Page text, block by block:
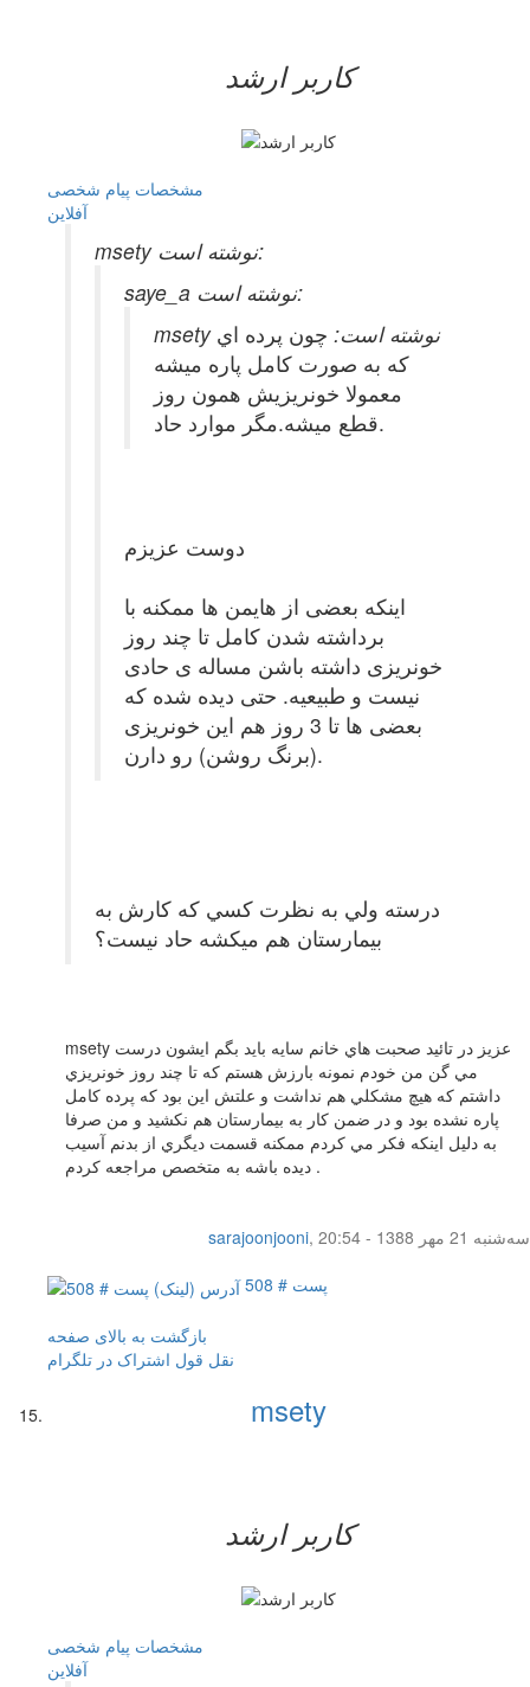
کاربر ارشد
مشخصات پیام شخصی
آفلاين
msety نوشته است:
saye_a نوشته است:
msety نوشته است: چون پرده اي
كه به صورت كامل پاره ميشه
معمولا خونريزيش همون روز
قطع ميشه.مگر موارد حاد.
دوست عزیزم
اینکه بعضی از هایمن ها ممکنه با
برداشته شدن کامل تا چند روز
خونریزی داشته باشن مساله ی حادی
نیست و طبیعیه. حتی دیده شده که
بعضی ها تا 3 روز هم این خونریزی
(برنگ روشن) رو دارن.
درسته ولي به نظرت كسي كه كارش به
بيمارستان هم ميكشه حاد نيست؟
msety عزيز در تائيد صحبت هاي خانم سايه بايد بگم ايشون درست
مي گن من خودم نمونه بارزش هستم كه تا چند روز خونريزي
داشتم كه هيچ مشكلي هم نداشت و علتش اين بود كه پرده كامل
پاره نشده بود و در ضمن كار به بيمارستان هم نكشيد و من صرفا
به دليل اينكه فكر مي كردم ممكنه قسمت ديگري از بدنم آسيب
ديده باشه به متخصص مراجعه كردم .
sarajoonjooni,
سه‌شنبه 21 مهر 1388 - 20:54
پست # 508
بازگشت به بالای صفحه
نقل قول اشتراک در تلگرام
msety
کاربر ارشد
مشخصات پیام شخصی
آفلاين